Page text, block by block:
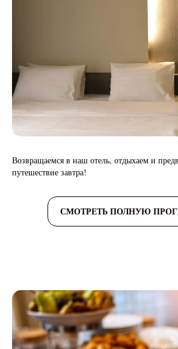
Возвращаемся в наш отель, отдыхаем и
путешествие завтра!
СМОТРЕТЬ ПОЛНУЮ